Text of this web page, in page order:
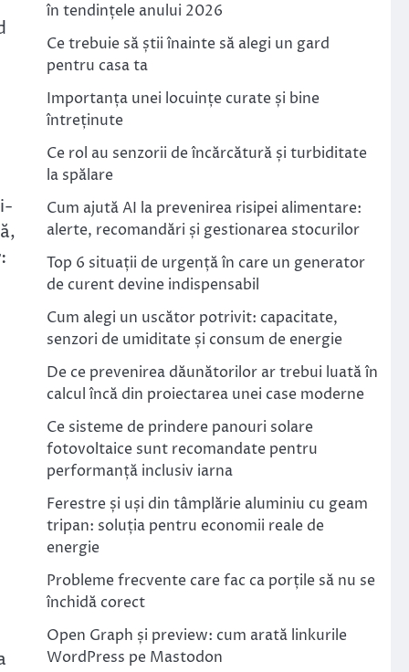
:
în tendințele anului 2026
Ce trebuie să știi înainte să alegi un gard
pentru casa ta
Importanța unei locuințe curate și bine
întreținute
Ce rol au senzorii de încărcătură și turbiditate
la spălare
Cum ajută AI la prevenirea risipei alimentare:
alerte, recomandări și gestionarea stocurilor
Top 6 situații de urgență în care un generator
de curent devine indispensabil
Cum alegi un uscător potrivit: capacitate,
senzori de umiditate și consum de energie
De ce prevenirea dăunătorilor ar trebui luată în
calcul încă din proiectarea unei case moderne
Ce sisteme de prindere panouri solare
fotovoltaice sunt recomandate pentru
performanță inclusiv iarna
Ferestre și uși din tâmplărie aluminiu cu geam
tripan: soluția pentru economii reale de
energie
Probleme frecvente care fac ca porțile să nu se
închidă corect
Open Graph și preview: cum arată linkurile
WordPress pe Mastodon